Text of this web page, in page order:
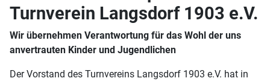
Turnverein Langsdorf 1903 e.V.
Wir übernehmen Verantwortung für das Wohl der uns
anvertrauten Kinder und Jugendlichen
Der Vorstand des Turnvereins Langsdorf 1903 e.V. hat in